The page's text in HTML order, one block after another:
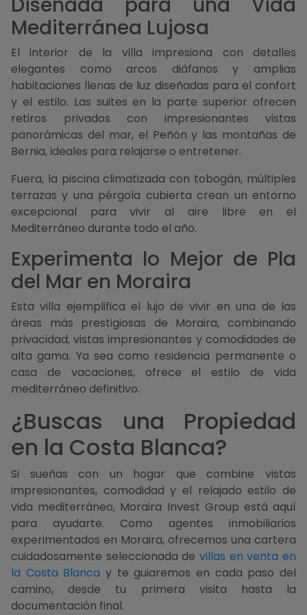
Mediterránea Lujosa
El interior de la villa impresiona con detalles
elegantes como arcos diáfanos y amplias
habitaciones llenas de luz diseñadas para el confort
y el estilo. Las suites en la parte superior ofrecen
retiros privados con impresionantes vistas
panorámicas del mar, el Peñón y las montañas de
Bernia, ideales para relajarse o entretener.
Fuera, la piscina climatizada con tobogán, múltiples
terrazas y una pérgola cubierta crean un entorno
excepcional para vivir al aire libre en el
Mediterráneo durante todo el año.
Experimenta lo Mejor de Pla
del Mar en Moraira
Esta villa ejemplifica el lujo de vivir en una de las
áreas más prestigiosas de Moraira, combinando
privacidad, vistas impresionantes y comodidades de
alta gama. Ya sea como residencia permanente o
casa de vacaciones, ofrece el estilo de vida
mediterráneo definitivo.
¿Buscas una Propiedad
en la Costa Blanca?
Si sueñas con un hogar que combine vistas
impresionantes, comodidad y el relajado estilo de
vida mediterráneo, Moraira Invest Group está aquí
para ayudarte. Como agentes inmobiliarios
experimentados en Moraira, ofrecemos una cartera
cuidadosamente seleccionada de villas en venta en
la Costa Blanca y te guiaremos en cada paso del
camino, desde tu primera visita hasta la
documentación final.